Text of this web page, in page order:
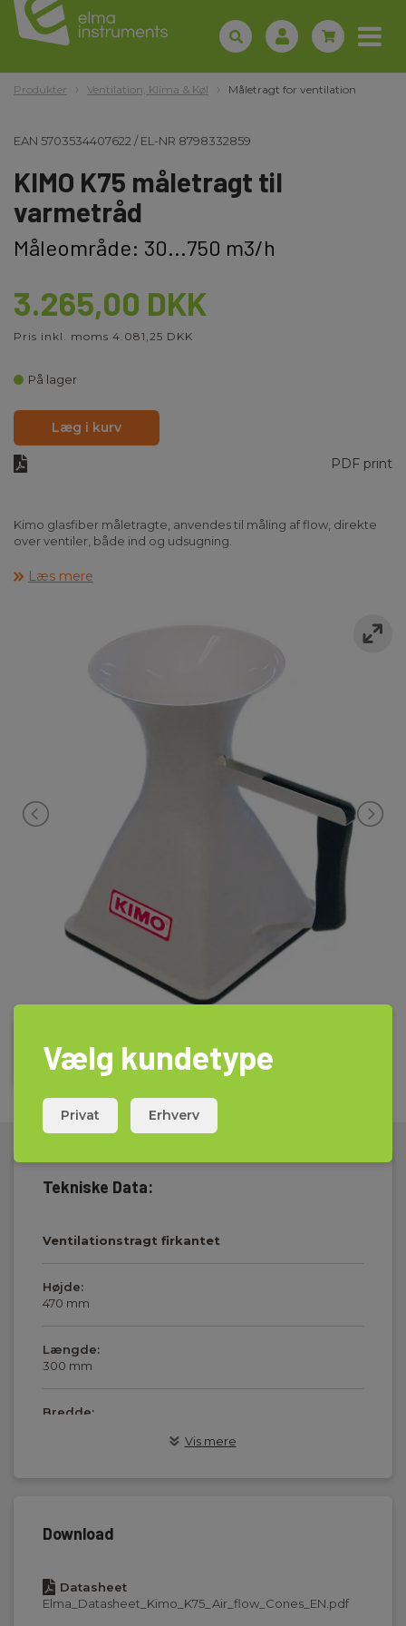
Produkter Ventilation, Klima & Køl Måletragt for ventilation
EAN 5703534407622 /EL-NR 8798332859
KIMO K75 måletragt til
varmetråd
Måleområde: 30...750 m3/h
3.265,00 DKK
Pris inkl. moms 4.081,25 DKK
På lager
Læg i kurv
PDF print
Kimo glasfiber måletragte, anvendes til måling af flow, direkte
over ventiler, både ind og udsugning.
tragtene(K35/75/120/150) er forberedt til måling med varmetråd,
et tilhørende måleinstrument fra Kimo, som er forprogrammeret
til de enkelte tragte, således man i instrumentet blot vælger,
er indlagt i instrumentet.
Det er endvidere vores anbefaling at der til måling af flow over
ventiler, anvendes en tragt med vingehjul, da sandsynligheden
med tragt og varmetråd, såfremt luften ikke ligger jævnt fordelt
Læs mere
Tekniske Data:
Ventilationstragt firkantet
Højde:
470 mm
Længde:
300 mm
Bredde:
Nettovægt:
1400 g
Vis mere
Download
Datasheet
Elma_Datasheet_Kimo_K75_Air_flow_Cones_EN.pdf
Vælg kundetype
Privat Erhverv